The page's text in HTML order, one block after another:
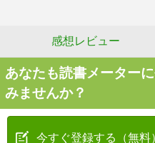
感想レビュー
あなたも読書メーター
みませんか？
今すぐ登録する（無料